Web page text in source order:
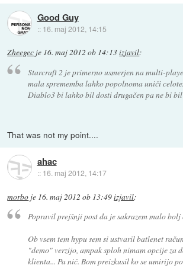
Good Guy
:: 16. maj 2012, 14:15
Zheegec je 16. maj 2012 ob 14:13izjavil:
Starcraft 2 je primerno usmerjen na multi-
mala sprememba lahko popolnoma uniči
Diablo3 bi lahko bil dosti drugačen pa ne bi bil
That was not my point....
ahac
:: 16. maj 2012, 14:17
morbo je 16. maj 2012 ob 13:49izjavil:
Popravil prejšnji post da je sakrazem malo bolj
Ob vsem tem hypu sem si ustvaril batlenet
"demo" verzijo, ampak sploh nimam opcije za
klienta... Pa nič. Bom preizkusil ko se umirijo